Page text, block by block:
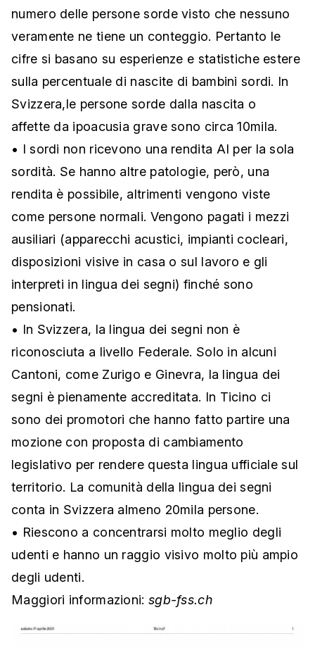
numero delle persone sorde visto che nessuno
veramente ne tiene un conteggio. Pertanto le
cifre si basano su esperienze e statistiche estere
sulla percentuale di nascite di bambini sordi. In
Svizzera,le persone sorde dalla nascita o
affette da ipoacusia grave sono circa 10mila.
• I sordi non ricevono una rendita AI per la sola
sordità. Se hanno altre patologie, però, una
rendita è possibile, altrimenti vengono viste
come persone normali. Vengono pagati i mezzi
ausiliari (apparecchi acustici, impianti cocleari,
disposizioni visive in casa o sul lavoro e gli
interpreti in lingua dei segni) finché sono
pensionati.
• In Svizzera, la lingua dei segni non è
riconosciuta a livello Federale. Solo in alcuni
Cantoni, come Zurigo e Ginevra, la lingua dei
segni è pienamente accreditata. In Ticino ci
sono dei promotori che hanno fatto partire una
mozione con proposta di cambiamento
legislativo per rendere questa lingua ufficiale sul
territorio. La comunità della lingua dei segni
conta in Svizzera almeno 20mila persone.
• Riescono a concentrarsi molto meglio degli
udenti e hanno un raggio visivo molto più ampio
degli udenti.
Maggiori informazioni: sgb-fss.ch